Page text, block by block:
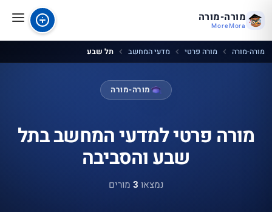
מורה-מורה
MoreMora
מורה-מורה מורה פרטי מדעי המחשב תל שבע
מורה-מורה
מורה פרטי למדעי המחשב בתל
שבע והסביבה
נמצאו 3 מורים